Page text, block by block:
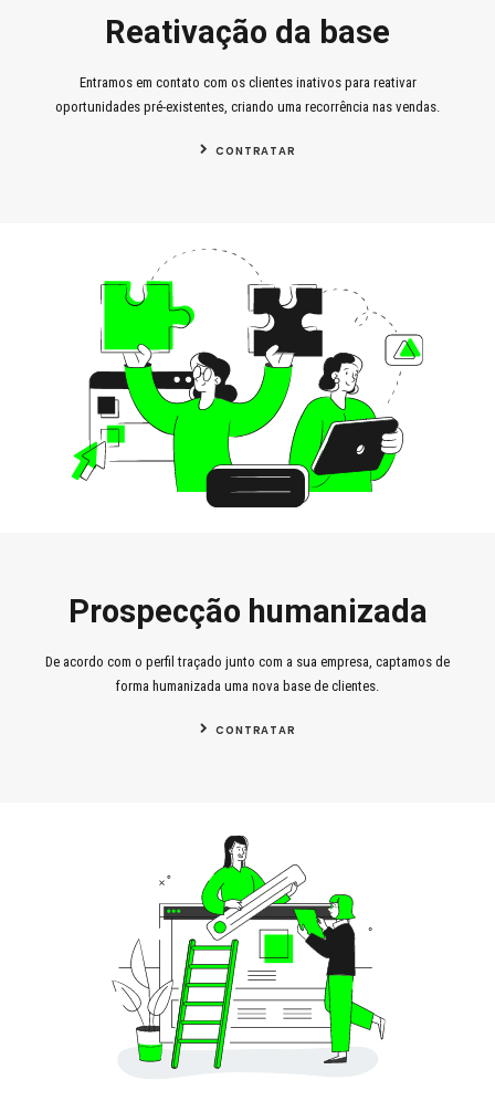
Reativação da base
Entramos em contato com os clientes inativos para reativar
oportunidades pré-existentes, criando uma recorrência nas vendas.
CONTRATAR
Prospecção humanizada
De acordo com o perfil traçado junto com a sua empresa, captamos de
forma humanizada uma nova base de clientes.
CONTRATAR